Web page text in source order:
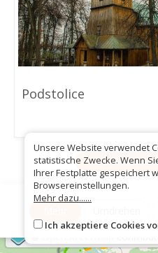
Podstolice
Als GPX
Unsere Website verwendet
statistische Zwecke. Wenn
Ihrer Festplatte gespeichert
Browsereinstellungen.
Mehr dazu......
Ich akzeptiere Cookies